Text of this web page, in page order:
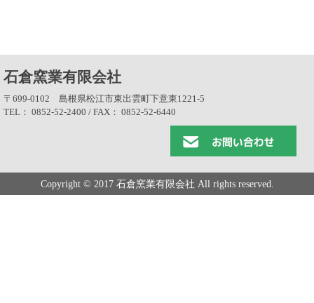
石倉窯業有限会社
〒699-0102 島根県松江市東出雲町下意東1221-5
TEL： 0852-52-2400 / FAX： 0852-52-6440
Copyright © 2017 石倉窯業有限会社 All rights reserved.